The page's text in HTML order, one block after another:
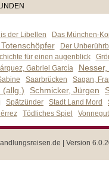
der Libellen Das München-
Der
für einen augenblick
Gabriel García
Saarbrücken
Sagan,
(allg.) Schmicker, Jürgen
Spätzünder Stadt Land Mord
Tödliches Spiel
| Version